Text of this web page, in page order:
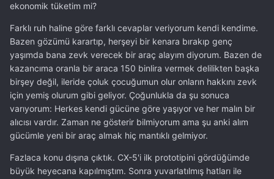
ekonomik tüketim mi?
Farklı ruh haline göre farklı cevaplar veriyorum kendi kendime.
Bazen gözümü karartıp, herşeyi bir kenara bırakıp genç
yaşımda bana zevk verecek bir araç alayım diyorum. Bazen de
kazancıma oranla bir araca 150 binlira vermek delilikten başka
birşey değil, ileride çoluk çocuğumun olur onların hakkını zevk
için yemiş olurum gibi geliyor. Çoğunlukla da şu sonuca
varıyorum: Herkes kendi gücüne göre yaşıyor ve her malın bir
alıcısı vardır. Zaman ne gösterir bilmiyorum ama şu anki alım
gücümle yeni bir araç almak hiç mantıklı gelmiyor.
Fazlaca konu dışına çıktık. CX-5'i ilk prototipini gördüğümde
büyük heyecana kapılmıştım. Sonra yuvarlatılmış hatları ile